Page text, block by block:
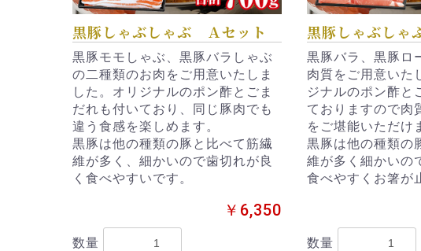
黒豚しゃぶしゃぶ Ａセット
黒豚モモしゃぶ、黒豚バラしゃぶ
の二種類のお肉をご用意いたしま
した。オリジナルのポン酢とごま
だれも付いており、同じ豚肉でも
違う食感を楽しめます。
黒豚は他の種類の豚と比べて筋繊
維が多く、細かいので歯切れが良
く食べやすいです。
￥6,350
数量
黒豚しゃぶし
黒豚バラ、黒豚ロ
肉質をご用意いた
ジナルのポン酢と
ておりますので肉
をご堪能いただけ
黒豚は他の種類の
維が多く細かいの
食べやすくお箸が
数量